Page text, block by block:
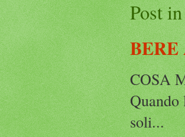
Post
BERE
COSA
Quando
soli...